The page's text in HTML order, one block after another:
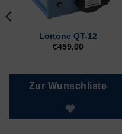
Lortone QT-12
€459,00
Zur Wunschliste